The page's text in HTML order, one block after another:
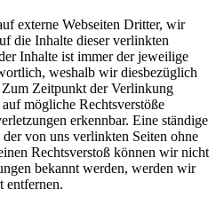
externe Webseiten Dritter, wir
die Inhalte dieser verlinkten
Inhalte ist immer der jeweilige
weshalb wir diesbezüglich
Zeitpunkt der Verlinkung
mögliche Rechtsverstöße
erkennbar. Eine ständige
von uns verlinkten Seiten ohne
Rechtsverstoß können wir nicht
bekannt werden, werden wir
entfernen.